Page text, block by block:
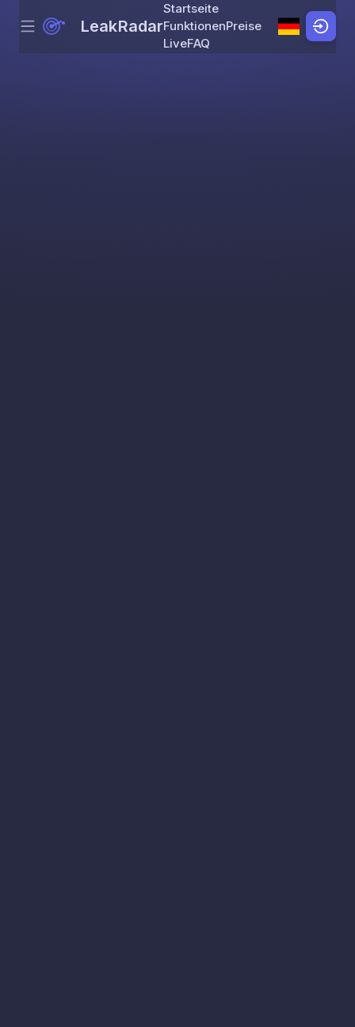
Skip to content
Menu LeakRadar
Startseite
FunktionenPreise
LiveFAQ